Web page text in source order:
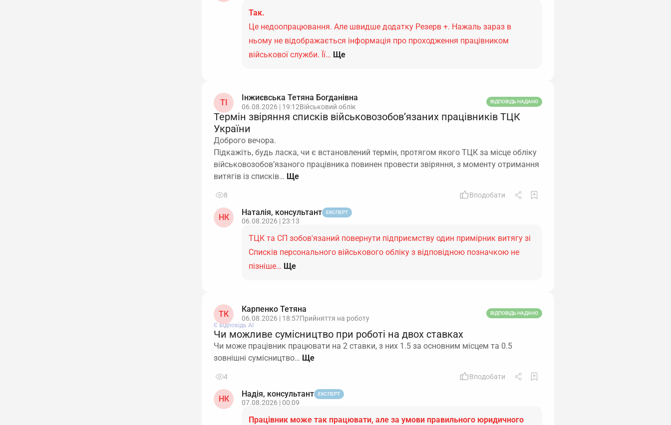
Так.
Це недоопрацювання. Але швидше додатку Резерв +. Нажаль зараз в
ньому не відображається інформація про проходження працівником
військової служби. Її… Ще
ТІ
Інжиєвська Тетяна Богданівна
06.08.2026 | 19:12Військовий облік
ВІДПОВІДЬ НАДАНО
Термін звіряння списків військовозобов’язаних працівників ТЦК
України
Доброго вечора.
Підкажіть, будь ласка, чи є встановлений термін, протягом якого ТЦК за місце обліку
військовозобов’язаного працівника повинен провести звіряння, з моменту отримання
витягів із списків…
8 Вподобати
НК
Наталія, консультант ЕКСПЕРТ
06.08.2026 | 23:13
ТЦК та СП зобов'язаний повернути підприємству один примірник витягу зі
Списків персонального військового обліку з відповідною позначкою не
пізніше… Ще
ТК
Карпенко Тетяна
06.08.2026 | 18:57Прийняття на роботу
ВІДПОВІДЬ НАДАНО
Є відповідь АІ
Чи можливе сумісництво при роботі на двох ставках
Чи може працівник працювати на 2 ставки, з них 1.5 за основним місцем та 0.5
зовнішні сумісництво…
4 Вподобати
НК
Надія, консультант ЕКСПЕРТ
07.08.2026 | 00:09
Працівник може так працювати, але за умови правильного юридичного